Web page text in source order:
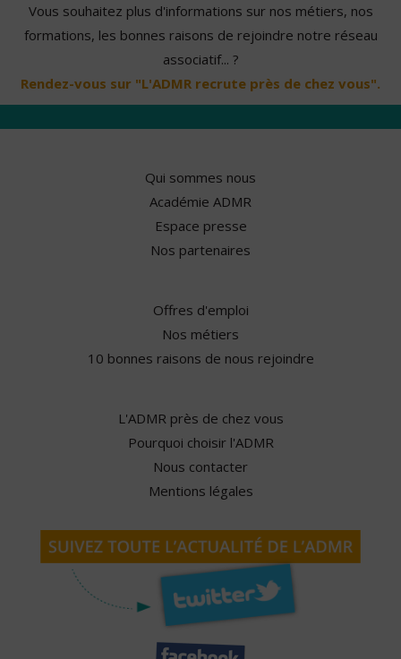
Vous souhaitez plus d'informations sur nos métiers, nos
formations, les bonnes raisons de rejoindre notre réseau
associatif... ?
Rendez-vous sur "L'ADMR recrute près de chez vous".
Qui sommes nous
Académie ADMR
Espace presse
Nos partenaires
Offres d'emploi
Nos métiers
10 bonnes raisons de nous rejoindre
L'ADMR près de chez vous
Pourquoi choisir l'ADMR
Nous contacter
Mentions légales